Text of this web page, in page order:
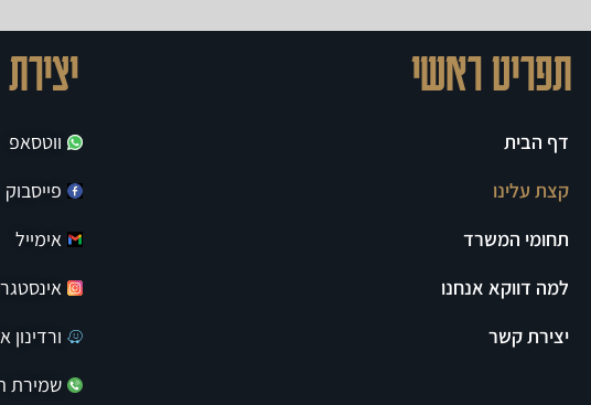
תפריט ראשי
דף הבית
קצת עלינו
תחומי המשרד
למה דווקא אנחנו
יצירת קשר
ווטסאפ
פייסבוק
אימייל
ורדינון אליעזר 3 פתח
שמירת